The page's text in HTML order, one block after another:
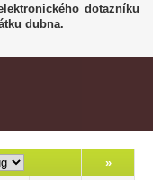
dotazníku
dubna.
»